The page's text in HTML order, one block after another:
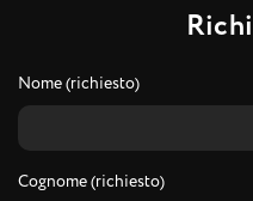
Richi
Nome (richiesto)
Cognome (richiesto)